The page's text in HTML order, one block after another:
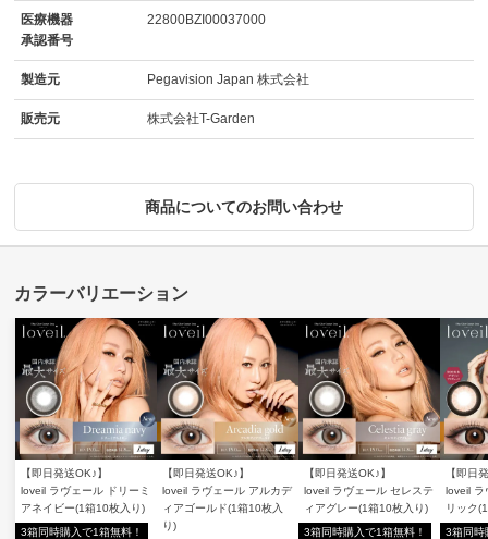
医療機器
承認番号
22800BZI00037000
製造元 Pegavision Japan 株式会社
販売元 株式会社T-Garden
商品についてのお問い合わせ
【即日発送OK♪】
loveil ラヴェール ドリーミ
アネイビー(1箱10枚入り)
3箱同時購入で1箱無料！
【即日発送OK♪】
loveil ラヴェール アルカデ
ィアゴールド(1箱10枚入
り)
【即日発送OK♪】
loveil ラヴェール セレステ
ィアグレー(1箱10枚入り)
3箱同時購入で1箱無料！
【即日
loveil ラ
リック
3箱同時